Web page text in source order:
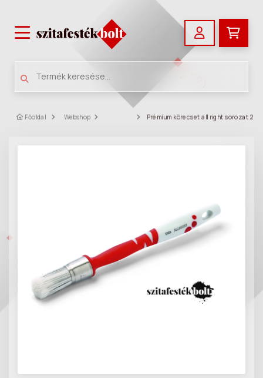
Főoldal Webshop Prémium körecset all right sorozat